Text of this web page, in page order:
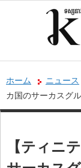
ホーム ニュース
カ国のサーカスグ
【ティニ